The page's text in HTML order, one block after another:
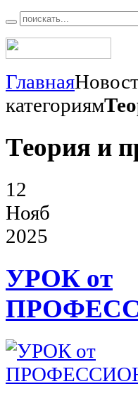
Главная
категориям
Теория и
12
Нояб
2025
УРОК от